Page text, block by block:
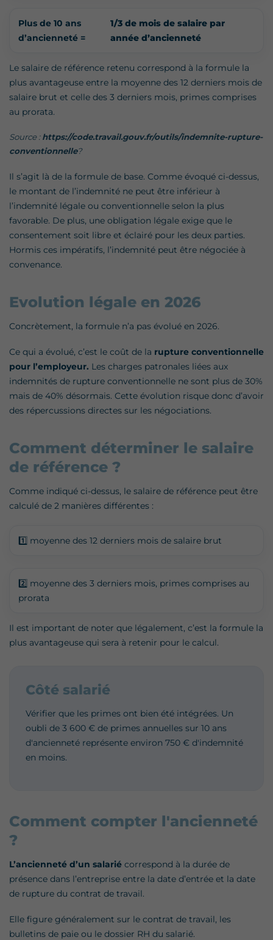
Plus de 10 ans
d’ancienneté =
1/3 de mois de salaire par
année d’ancienneté
Le salaire de référence retenu correspond à la formule la
plus avantageuse entre la moyenne des 12 derniers mois de
salaire brut et celle des 3 derniers mois, primes comprises
au prorata.
Source :https://code.travail.gouv.fr/outils/indemnite-rupture-
conventionnelle?
Il s’agit là de la formule de base. Comme évoqué ci-dessus,
le montant de l’indemnité ne peut être inférieur à
l’indemnité légale ou conventionnelle selon la plus
favorable. De plus, une obligation légale exige que le
consentement soit libre et éclairé pour les deux parties.
Hormis ces impératifs, l’indemnité peut être négociée à
convenance.
Evolution légale en 2026
Concrètement, la formule n’a pas évolué en 2026.
Ce qui a évolué, c’est le coût de la rupture conventionnelle
pour l’employeur. Les charges patronales liées aux
indemnités de rupture conventionnelle ne sont plus de 30%
mais de 40% désormais. Cette évolution risque donc d’avoir
des répercussions directes sur les négociations.
Comment déterminer le salaire
de référence ?
Comme indiqué ci-dessus, le salaire de référence peut être
calculé de 2 manières différentes :
1️⃣ moyenne des 12 derniers mois de salaire brut
2️⃣ moyenne des 3 derniers mois, primes comprises au
prorata
Il est important de noter que légalement, c’est la formule la
plus avantageuse qui sera à retenir pour le calcul.
Côté salarié
Vérifier que les primes ont bien été intégrées. Un
oubli de 3 600 € de primes annuelles sur 10 ans
d'ancienneté représente environ 750 € d'indemnité
en moins.
Comment compter l'ancienneté
?
L’ancienneté d’un salarié correspond à la durée de
présence dans l’entreprise entre la date d’entrée et la date
de rupture du contrat de travail.
Elle figure généralement sur le contrat de travail, les
bulletins de paie ou le dossier RH du salarié.